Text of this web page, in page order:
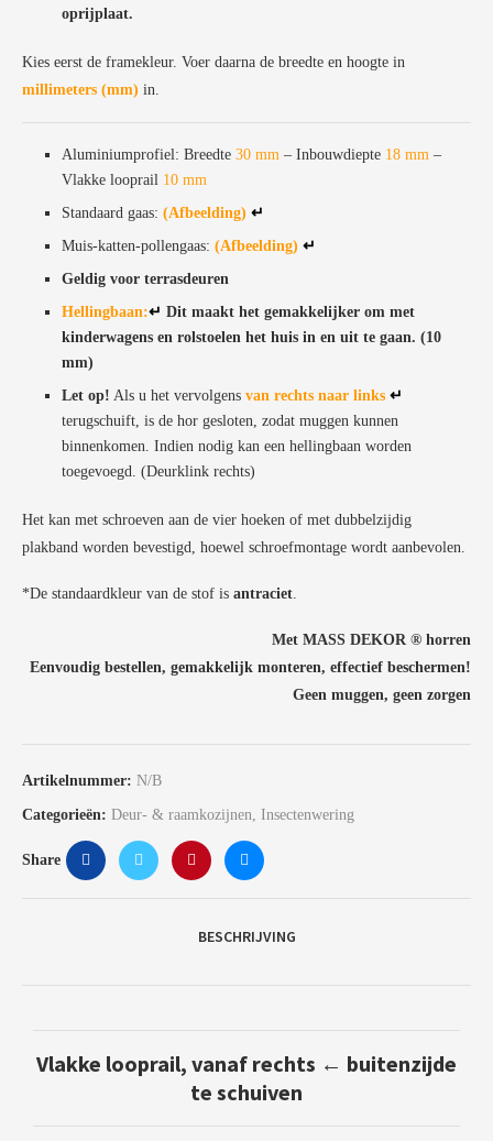
oprijplaat.
Kies eerst de framekleur. Voer daarna de breedte en hoogte in
millimeters (mm) in.
Aluminiumprofiel: Breedte 30 mm – Inbouwdiepte 18 mm –
Vlakke looprail 10 mm
Standaard gaas: (Afbeelding) ↵
Muis-katten-pollengaas: (Afbeelding) ↵
Geldig voor terrasdeuren
Hellingbaan:↵ Dit maakt het gemakkelijker om met
kinderwagens en rolstoelen het huis in en uit te gaan. (10
mm)
Let op! Als u het vervolgens van rechts naar links ↵
terugschuift, is de hor gesloten, zodat muggen kunnen
binnenkomen. Indien nodig kan een hellingbaan worden
toegevoegd. (Deurklink rechts)
Het kan met schroeven aan de vier hoeken of met dubbelzijdig
plakband worden bevestigd, hoewel schroefmontage wordt aanbevolen.
*De standaardkleur van de stof is antraciet
Met MASS DEKOR ®️ horren
Eenvoudig bestellen, gemakkelijk monteren, effectief beschermen!
Geen muggen, geen zorgen
Artikelnummer: N/B
Categorieën: Deur- & raamkozijnen Insectenwering
Share
BESCHRIJVING
Vlakke looprail, vanaf rechts ← buitenzijde
te schuiven